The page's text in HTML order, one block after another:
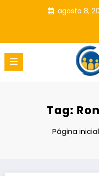
agosto 8,
Tag:
Página inicial